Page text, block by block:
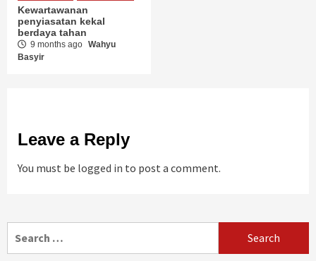
Kewartawanan
penyiasatan kekal
berdaya tahan
9 months ago Wahyu
Basyir
Leave a Reply
You must be logged in to post a comment.
for: